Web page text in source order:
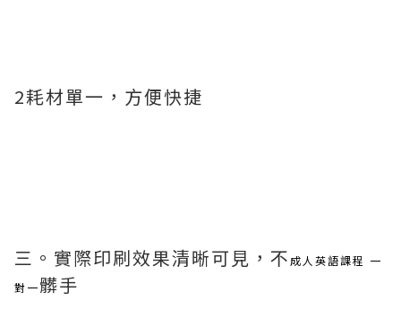
2耗材單一，方便快捷
三。實際印刷效果清晰可見，不 成人英語課程 一
對一髒手